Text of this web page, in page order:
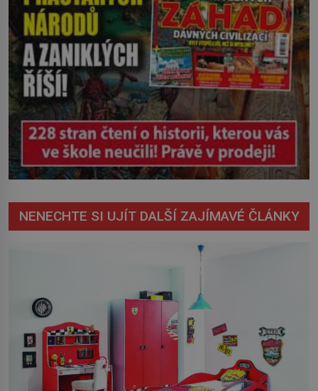
NENECHTE SI UJÍT DALŠÍ ZAJÍMAVÉ ČLÁNKY